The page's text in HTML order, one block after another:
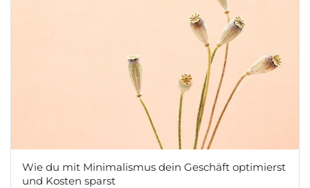
Wie du mit Minimalismus dein Geschäft optimierst
und Kosten sparst